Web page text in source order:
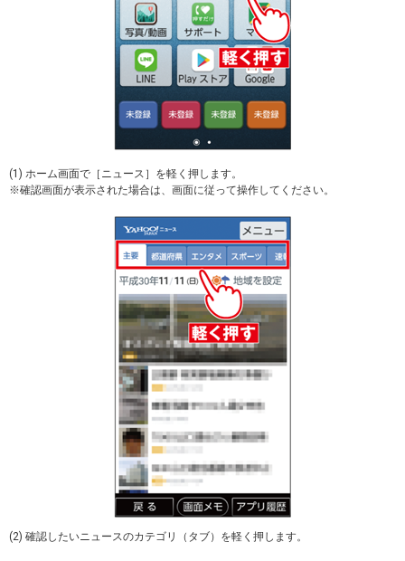
(1) ホーム画面で［ニュース］を軽く押します。
※確認画面が表示された場合は、画面に従って操作してください。
(2) 確認したいニュースのカテゴリ（タブ）を軽く押します。